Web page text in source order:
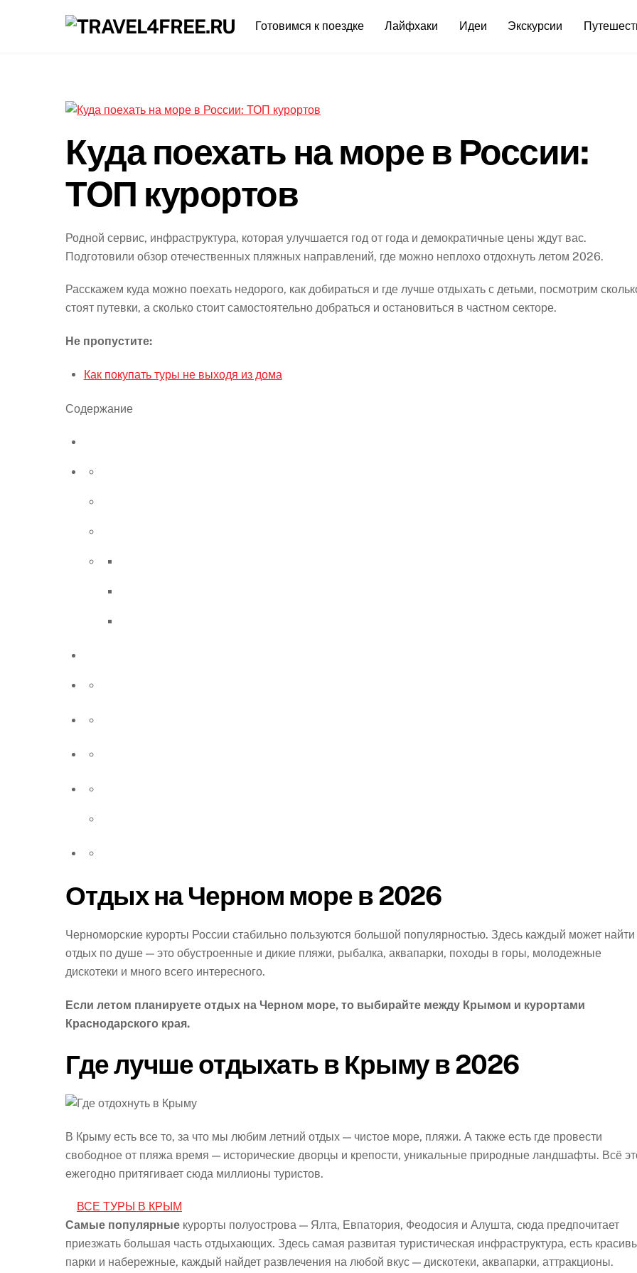
Готовимся к поездке Лайфхаки Идеи Экскурсии
Куда поехать на море в России:
ТОП курортов
Родной сервис, инфраструктура, которая улучшается год от года и демократичные цены ждут вас.
Подготовили обзор отечественных пляжных направлений, где можно неплохо отдохнуть летом 2026.
Расскажем куда можно поехать недорого, как добираться и где лучше отдыхать с детьми, посмотрим
стоят путевки, а сколько стоит самостоятельно добраться и остановиться в частном секторе.
Не пропустите:
Как покупать туры не выходя из дома
Содержание
Отдых на Черном море в 2026
Черноморские курорты России стабильно пользуются большой популярностью. Здесь каждый может найти
отдых по душе — это обустроенные и дикие пляжи, рыбалка, аквапарки, походы в горы, молодежные
дискотеки и много всего интересного.
Если летом планируете отдых на Черном море, то выбирайте между Крымом и курортами
Краснодарского края.
Где лучше отдыхать в Крыму в 2026
В Крыму есть все то, за что мы любим летний отдых — чистое море, пляжи. А также есть где провести
свободное от пляжа время — исторические дворцы и крепости, уникальные природные ландшафты. Всё
ежегодно притягивает сюда миллионы туристов.
ВСЕ ТУРЫ В КРЫМ
Самые популярные курорты полуострова — Ялта, Евпатория, Феодосия и Алушта, сюда предпочитает
приезжать большая часть отдыхающих. Здесь самая развитая туристическая инфраструктура, есть
парки и набережные, каждый найдет развлечения на любой вкус — дискотеки, аквапарки, аттракционы.